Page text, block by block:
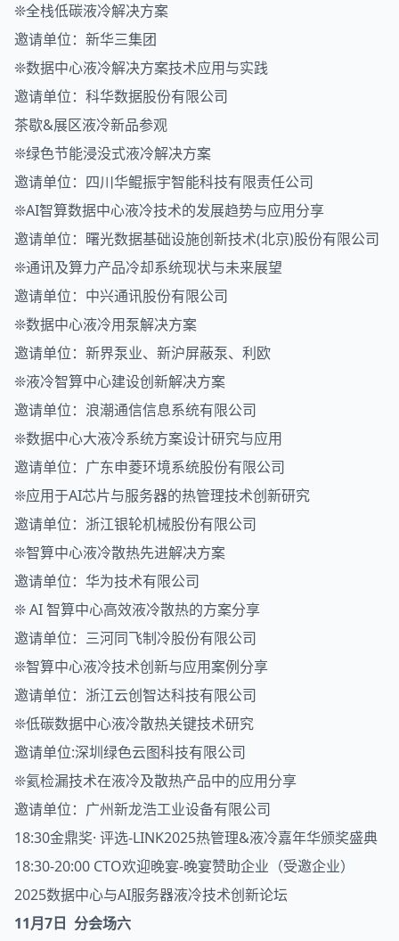
❊全栈低碳液冷解决方案
邀请单位：新华三集团
❊数据中心液冷解决方案技术应用与实践
邀请单位：科华数据股份有限公司
茶歇&展区液冷新品参观
❊绿色节能浸没式液冷解决方案
邀请单位：四川华鲲振宇智能科技有限责任公司
❊AI智算数据中心液冷技术的发展趋势与应用分享
邀请单位：曙光数据基础设施创新技术(北京)股份有限公司
❊通讯及算力产品冷却系统现状与未来展望
邀请单位：中兴通讯股份有限公司
❊数据中心液冷用泵解决方案
邀请单位：新界泵业、新沪屏蔽泵、利欧
❊液冷智算中心建设创新解决方案
邀请单位：浪潮通信信息系统有限公司
❊数据中心大液冷系统方案设计研究与应用
邀请单位：广东申菱环境系统股份有限公司
❊应用于AI芯片与服务器的热管理技术创新研究
邀请单位：浙江银轮机械股份有限公司
❊智算中心液冷散热先进解决方案
邀请单位：华为技术有限公司
❊ AI 智算中心高效液冷散热的方案分享
邀请单位：三河同飞制冷股份有限公司
❊智算中心液冷技术创新与应用案例分享
邀请单位：浙江云创智达科技有限公司
❊低碳数据中心液冷散热关键技术研究
邀请单位:深圳绿色云图科技有限公司
❊氦检漏技术在液冷及散热产品中的应用分享
邀请单位：广州新龙浩工业设备有限公司
18:30金鼎奖· 评选-LINK2025热管理&液冷嘉年华颁奖盛典
18:30-20:00 CTO欢迎晚宴-晚宴赞助企业（受邀企业）
2025数据中心与AI服务器液冷技术创新论坛
11月7日 分会场六